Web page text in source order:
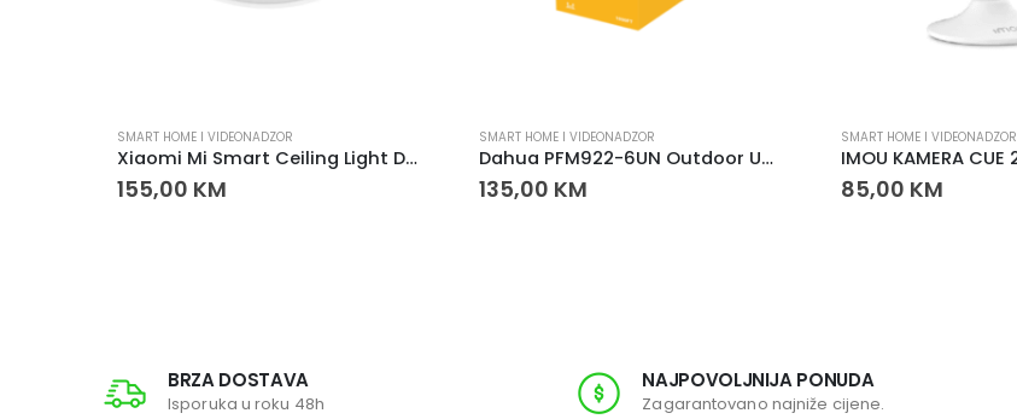
SMART HOME I VIDEONADZOR
Xiaomi Mi Smart Ceiling Light D40 45W – pametna plafonjera
155,00 KM
SMART HOME I VIDEONADZOR
Dahua PFM922-6UN Outdoor UTP CAT6 Mrežni Kabel 305 m Crni
135,00 KM
SMART HOME I VIDEONADZOR
85,00 KM
BRZA DOSTAVA
Isporuka u roku 48h
NAJPOVOLJNIJA PONUDA
Zagarantovano najniže cijene.